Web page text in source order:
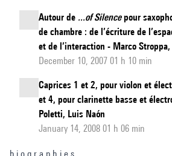
Autour de ...of Silencepour
de chambre : de l’écriture de
et de l’interaction - Marco
December 10, 2007 01 h 10 min
Caprices 1 et 2, pour violon et
et 4, pour clarinette basse et
Poletti, Luis Naón
January 14, 2008 01 h 06 min